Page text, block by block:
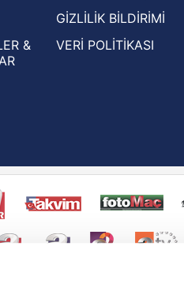
&
GİZLİLİK BİLDİRİMİ
VERİ POLİTİKASI